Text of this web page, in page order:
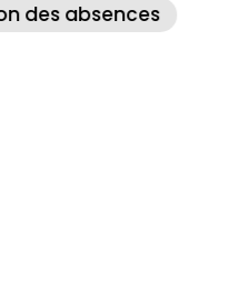
Indemnisation